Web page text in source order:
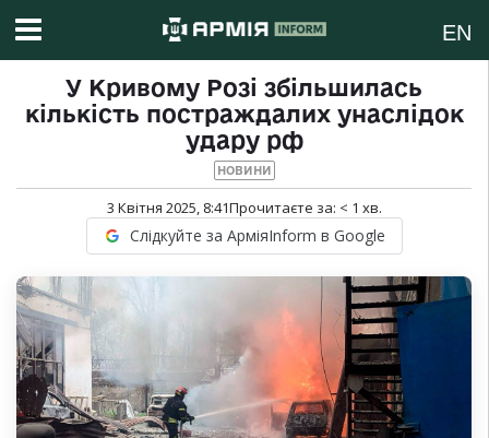
EN
У Кривому Розі збільшилась
кількість постраждалих унаслідок
удару рф
НОВИНИ
3 Квітня 2025, 8:41Прочитаєте за: < 1 хв.
Слідкуйте за АрміяInform в Google